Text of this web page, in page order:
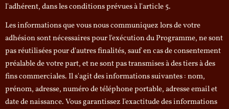
l'adhérent, dans les conditions prévues à l'article 5.
Les informations que vous nous communiquez lors de votre
adhésion sont nécessaires pour l'exécution du Programme, ne sont
pas réutilisées pour d'autres finalités, sauf en cas de consentement
préalable de votre part, et ne sont pas transmises à des tiers à des
fins commerciales. Il s'agit des informations suivantes : nom,
prénom, adresse, numéro de téléphone portable, adresse email et
date de naissance. Vous garantissez l'exactitude des informations